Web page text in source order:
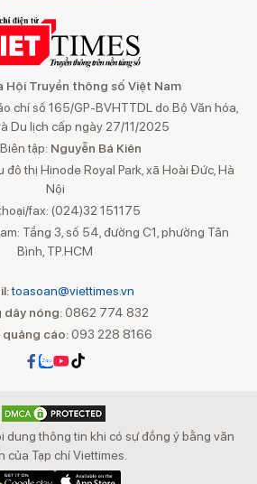
Hội Truyền thông số Việt Nam
chí số 165/GP-BVHTTDL do Bộ Văn hóa,
Du lịch cấp ngày 27/11/2025
tập: Nguyễn Bá Kiên
đô thị Hinode Royal Park, xã Hoài Đức, Hà
Nội
fax: (024)32 151175
Tầng 3, số 54, đường C1, phường Tân
Bình, TP.HCM
toasoan@viettimes.vn
dây nóng: 0862 774 832
quảng cáo:093 228 8166
dung thông tin khi có sự đồng ý bằng văn
của Tạp chí Viettimes.